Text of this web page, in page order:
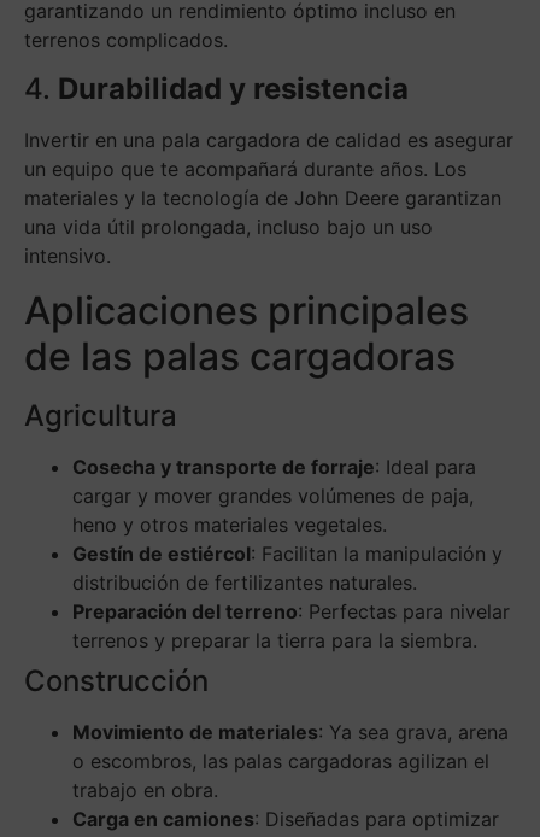
garantizando un rendimiento óptimo incluso en
terrenos complicados.
4. Durabilidad y resistencia
Invertir en una pala cargadora de calidad es asegurar
un equipo que te acompañará durante años. Los
materiales y la tecnología de John Deere garantizan
una vida útil prolongada, incluso bajo un uso
intensivo.
Aplicaciones principales
de las palas cargadoras
Agricultura
Cosecha y transporte de forraje: Ideal para
cargar y mover grandes volúmenes de paja,
heno y otros materiales vegetales.
Gestín de estiércol: Facilitan la manipulación y
distribución de fertilizantes naturales.
Preparación del terreno: Perfectas para nivelar
terrenos y preparar la tierra para la siembra.
Construcción
Movimiento de materiales: Ya sea grava, arena
o escombros, las palas cargadoras agilizan el
trabajo en obra.
Carga en camiones: Diseñadas para optimizar